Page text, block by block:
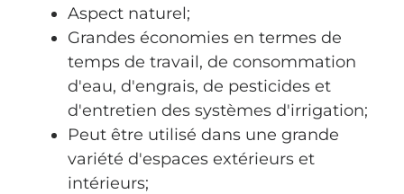
Aspect naturel;
Grandes économies en termes de
temps de travail, de consommation
d'eau, d'engrais, de pesticides et
d'entretien des systèmes d'irrigation;
Peut être utilisé dans une grande
variété d'espaces extérieurs et
intérieurs;